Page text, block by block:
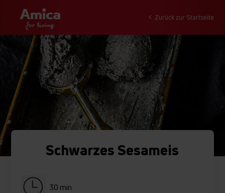
Zurück zur Startseite
Schwarzes Sesameis
30 min